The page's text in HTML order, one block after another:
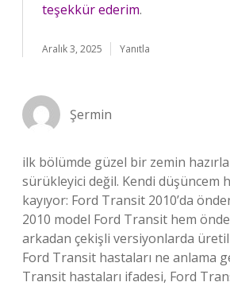
teşekkür ederim.
Aralık 3, 2025 Yanıtla
Şermin
ilk bölümde güzel bir zemin
sürükleyici değil. Kendi düşüncem
kayıyor: Ford Transit 2010’da
2010 model Ford Transit hem
arkadan çekişli versiyonlarda
Ford Transit hastaları ne anlama
Transit hastaları ifadesi, Ford